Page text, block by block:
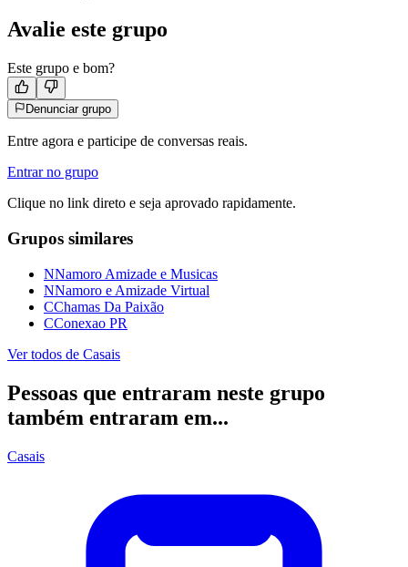
Avalie este grupo
Este grupo e bom?
Denunciar grupo
Entre agora e participe de conversas reais.
Entrar no grupo
Clique no link direto e seja aprovado rapidamente.
Grupos similares
NNamoro Amizade e Musicas
NNamoro e Amizade Virtual
CChamas Da Paixão
CConexao PR
Ver todos de Casais
Pessoas que entraram neste grupo
também entraram em...
Casais